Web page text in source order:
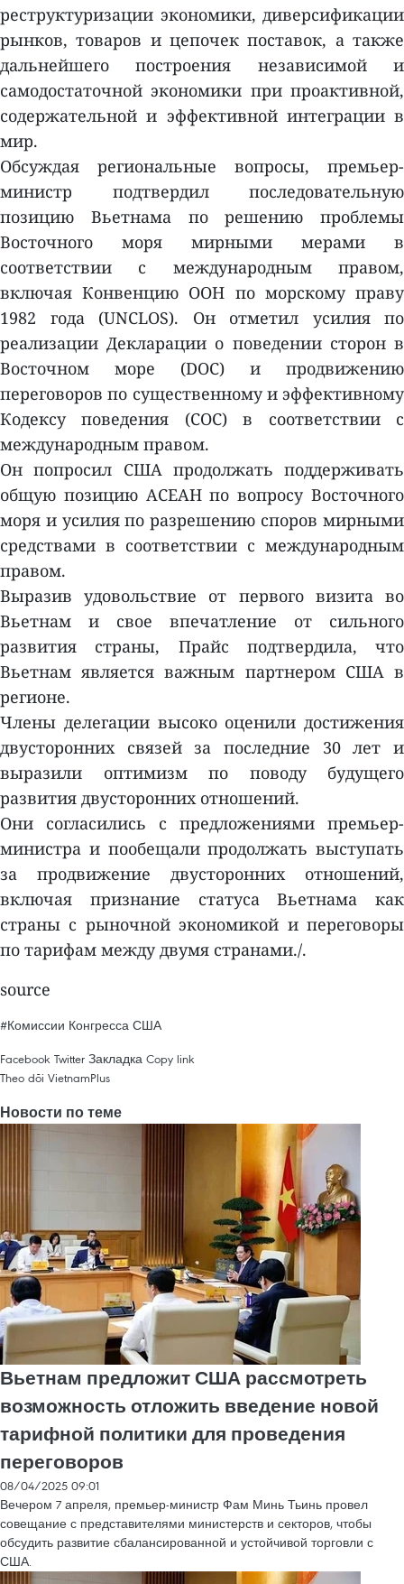
реструктуризации экономики, диверсификации
рынков, товаров и цепочек поставок, а также
дальнейшего построения независимой и
самодостаточной экономики при проактивной,
содержательной и эффективной интеграции в
мир.
Обсуждая региональные вопросы, премьер-
министр подтвердил последовательную
позицию Вьетнама по решению проблемы
Восточного моря мирными мерами в
соответствии с международным правом,
включая Конвенцию ООН по морскому праву
1982 года (UNCLOS). Он отметил усилия по
реализации Декларации о поведении сторон в
Восточном море (DOC) и продвижению
переговоров по существенному и эффективному
Кодексу поведения (COC) в соответствии с
международным правом.
Он попросил США продолжать поддерживать
общую позицию АСЕАН по вопросу Восточного
моря и усилия по разрешению споров мирными
средствами в соответствии с международным
правом.
Выразив удовольствие от первого визита во
Вьетнам и свое впечатление от сильного
развития страны, Прайс подтвердила, что
Вьетнам является важным партнером США в
регионе.
Члены делегации высоко оценили достижения
двусторонних связей за последние 30 лет и
выразили оптимизм по поводу будущего
развития двусторонних отношений.
Они согласились с предложениями премьер-
министра и пообещали продолжать выступать
за продвижение двусторонних отношений,
включая признание статуса Вьетнама как
страны с рыночной экономикой и переговоры
по тарифам между двумя странами./.
source
#Комиссии Конгресса США
Facebook Twitter Закладка Copy link
Theo dõi VietnamPlus
Новости по теме
Вьетнам предложит США рассмотреть
возможность отложить введение новой
тарифной политики для проведения
переговоров
08/04/2025 09:01
Вечером 7 апреля, премьер-министр Фам Минь Тьинь провел
совещание с представителями министерств и секторов, чтобы
обсудить развитие сбалансированной и устойчивой торговли с
США.